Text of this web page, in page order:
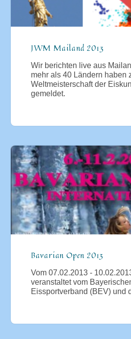
JWM Mailand 2013
Wir berichten live aus
mehr als 40 Ländern haben
Weltmeisterschaft der
gemeldet.
Bavarian Open 2013
Vom 07.02.2013 -
veranstaltet vom
Eissportverband (BEV) und